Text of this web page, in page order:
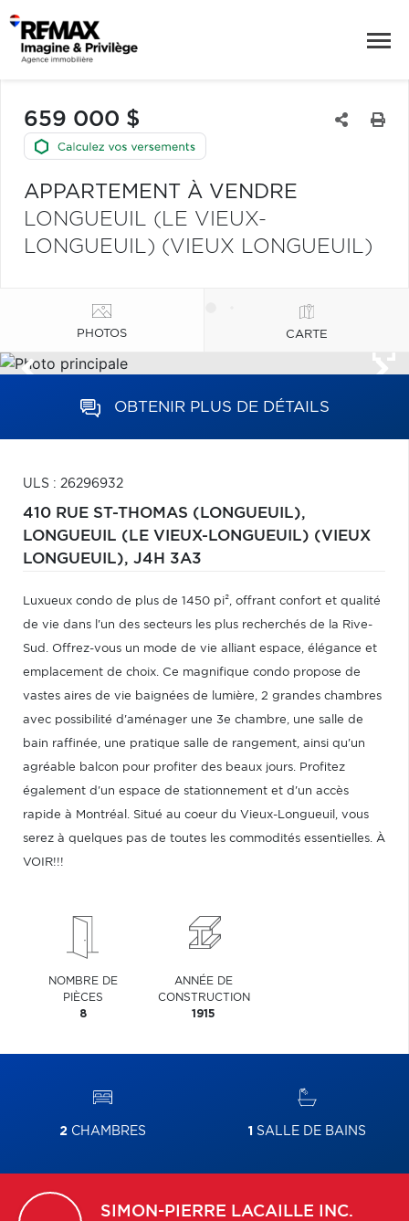
659 000 $
APPARTEMENT À VENDRE
LONGUEUIL (LE VIEUX-
LONGUEUIL) (VIEUX LONGUEUIL)
PHOTOS CARTE
OBTENIR PLUS DE DÉTAILS
ULS : 26296932
410 RUE ST-THOMAS (LONGUEUIL),
LONGUEUIL (LE VIEUX-LONGUEUIL) (VIEUX
LONGUEUIL), J4H 3A3
Luxueux condo de plus de 1450 pi², offrant confort et qualité
de vie dans l'un des secteurs les plus recherchés de la Rive-
Sud. Offrez-vous un mode de vie alliant espace, élégance et
emplacement de choix. Ce magnifique condo propose de
vastes aires de vie baignées de lumière, 2 grandes chambres
avec possibilité d'aménager une 3e chambre, une salle de
bain raffinée, une pratique salle de rangement, ainsi qu'un
agréable balcon pour profiter des beaux jours. Profitez
également d'un espace de stationnement et d'un accès
rapide à Montréal. Situé au coeur du Vieux-Longueuil, vous
serez à quelques pas de toutes les commodités essentielles. À
VOIR!!!
NOMBRE DE
PIÈCES
8
ANNÉE DE
CONSTRUCTION
1915
2CHAMBRES 1 SALLE DE BAINS
SIMON-PIERRE LACAILLE INC.